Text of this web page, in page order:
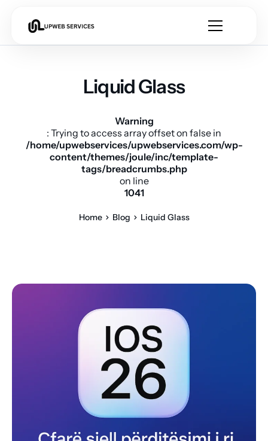
Liquid Glass
Warning
: Trying to access array offset on false in
/home/upwebservices/upwebservices.com/wp-
content/themes/joule/inc/template-
tags/breadcrumbs.php
on line
1041
Home Blog Liquid Glass